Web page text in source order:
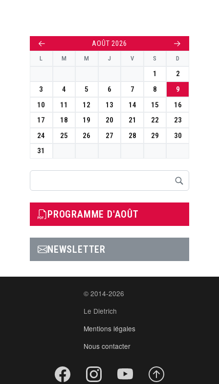
← AOÛT 2026 →
L M M J V S D
1
2
3
4 5 6 7 8
9
10
11 12 13 14 15
16
17
18 19 20 21 22
23
24
25 26 27 28 29
30
31
PROGRAMME D'AOÛT
NEWSLETTER
© 2014-2026
Le Dietrich
Mentions légales
Nous contacter